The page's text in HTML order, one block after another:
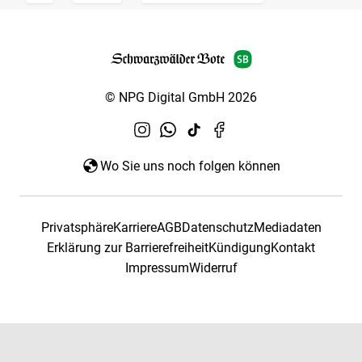
© NPG Digital GmbH 2026
Wo Sie uns noch folgen können
PrivatsphäreKarriereAGBDatenschutzMediadaten
Erklärung zur BarrierefreiheitKündigungKontakt
ImpressumWiderruf